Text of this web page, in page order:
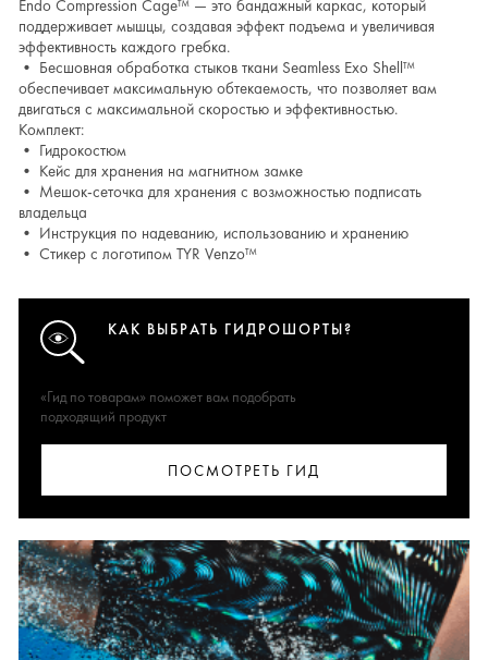
Endo Compression Cage™ — это бандажный каркас, который
поддерживает мышцы, создавая эффект подъема и увеличивая
эффективность каждого гребка.
• Бесшовная обработка стыков ткани Seamless Exo Shell™
обеспечивает максимальную обтекаемость, что позволяет вам
двигаться с максимальной скоростью и эффективностью.
Комплект:
• Гидрокостюм
• Кейс для хранения на магнитном замке
• Мешок-сеточка для хранения с возможностью подписать
владельца
• Инструкция по надеванию, использованию и хранению
• Стикер с логотипом TYR Venzo™
КАК ВЫБРАТЬ ГИДРОШОРТЫ?
«Гид по товарам» поможет вам подобрать
подходящий продукт
ПОСМОТРЕТЬ ГИД